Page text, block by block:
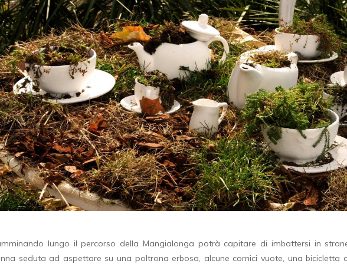
lungo il percorso della Mangialonga potrà capitare di imbattersi in
seduta ad aspettare su una poltrona erbosa, alcune cornici vuote, una bicicletta